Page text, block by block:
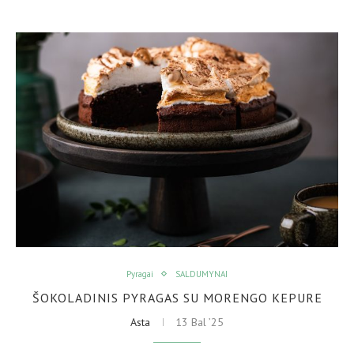
Pyragai SALDUMYNAI
ŠOKOLADINIS PYRAGAS SU MORENGO KEPURE
Asta 13 Bal ’25